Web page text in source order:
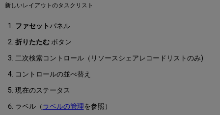
ッ
を
保
存
す
複
の
フ
新しいレイアウトのタスクリスト
ファセットパネル
折りたたむボタン
二次検索コントロール（リソースシェアレコードリストのみ)
コントロールの並べ替え
現在のステータス
ラベル（ラベルの管理を参照）